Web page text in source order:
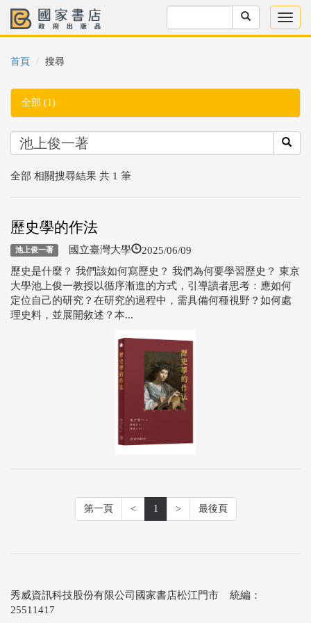
首頁 搜尋
全部 (1)
全部 相關搜尋結果 共 1 筆
歷史學的作法
池上俊一著 國立臺灣大學 2025/06/09
歷史是什麼？ 我們該如何寫歷史？ 我們為何要學習歷史？ 東京
大學池上俊一教授以循序漸進的方式，引導讀者思考：應如何
定位自己的研究？在研究的過程中，需具備何種視野？如何處
理史料，並展開敘述？本...
第一頁 < 1 > 最後頁
秀威資訊科技股份有限公司國家書店松江門市 統編：
25511417